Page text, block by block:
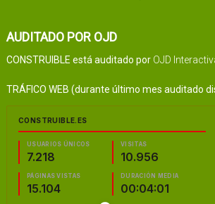
AUDITADO POR OJD
CONSTRUIBLE está auditado por OJD
TRÁFICO WEB (durante último mes auditado